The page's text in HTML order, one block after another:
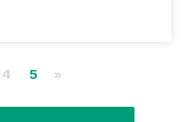
4 5 »